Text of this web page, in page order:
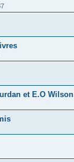
et E.O Wilson